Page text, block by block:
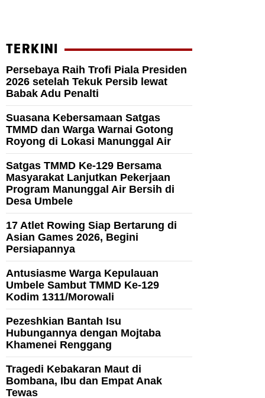
TERKINI
Persebaya Raih Trofi Piala Presiden
2026 setelah Tekuk Persib lewat
Babak Adu Penalti
Suasana Kebersamaan Satgas
TMMD dan Warga Warnai Gotong
Royong di Lokasi Manunggal Air
Satgas TMMD Ke-129 Bersama
Masyarakat Lanjutkan Pekerjaan
Program Manunggal Air Bersih di
Desa Umbele
17 Atlet Rowing Siap Bertarung di
Asian Games 2026, Begini
Persiapannya
Antusiasme Warga Kepulauan
Umbele Sambut TMMD Ke-129
Kodim 1311/Morowali
Pezeshkian Bantah Isu
Hubungannya dengan Mojtaba
Khamenei Renggang
Tragedi Kebakaran Maut di
Bombana, Ibu dan Empat Anak
Tewas